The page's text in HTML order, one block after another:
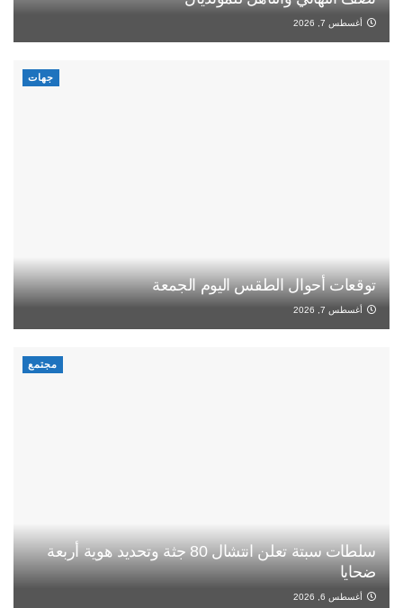
أغسطس 7, 2026
جهات
توقعات أحوال الطقس اليوم الجمعة
أغسطس 7, 2026
مجتمع
سلطات سبتة تعلن انتشال 80 جثة وتحديد هوية أربعة
ضحايا
أغسطس 6, 2026